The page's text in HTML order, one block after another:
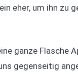
eher, um ihn zu
ganze Flasche
gegenseitig